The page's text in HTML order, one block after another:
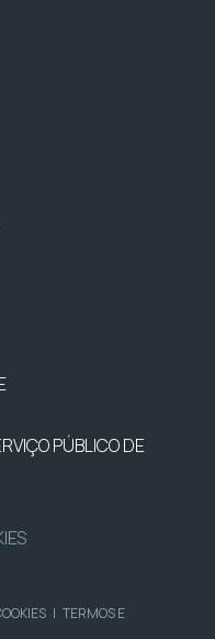
PÚBLICO DE
| TERMOS E